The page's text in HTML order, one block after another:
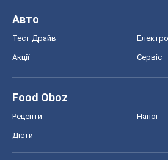
Авто
Тест Драйв
Акції Сервіс
Food Oboz
Рецепти Напої
Дієти